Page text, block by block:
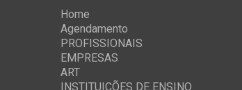
Home
Agendamento
PROFISSIONAIS
EMPRESAS
ART
INSTITUIÇÕES DE ENSINO